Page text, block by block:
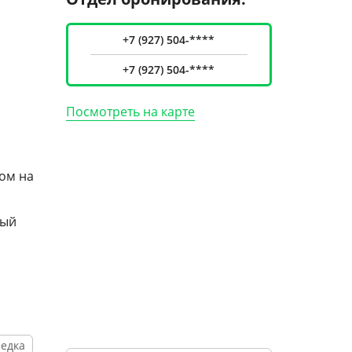
на
+7 (927) 504-****
+7 (927) 504-****
Посмотреть на карте